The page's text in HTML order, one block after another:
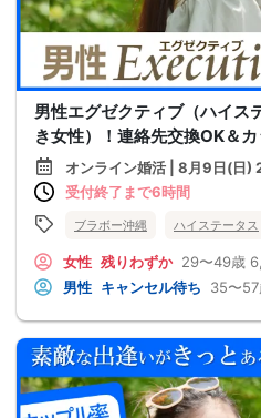
男性エグゼクティブ（ハイス
き女性）！連絡先交換OK＆
オンライン婚活 | 8月9日(日)
受付終了まで6時間
ブラボー沖縄 ハイステータス
女性 残りわずか 29〜49歳
男性 キャンセル待ち 35〜